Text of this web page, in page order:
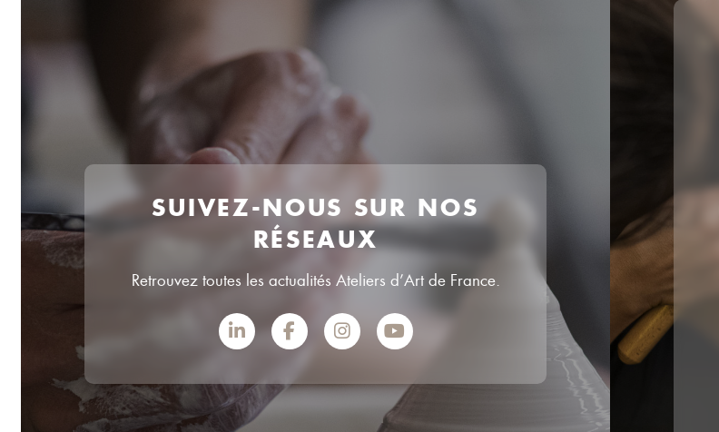
SUIVEZ-NOUS SUR NOS
RÉSEAUX
Retrouvez toutes les actualités Ateliers d’Art de France.